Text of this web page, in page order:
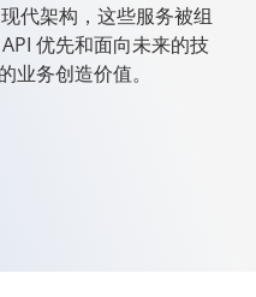
代架构，这些服务被组
优先和面向未来的技
业务创造价值。